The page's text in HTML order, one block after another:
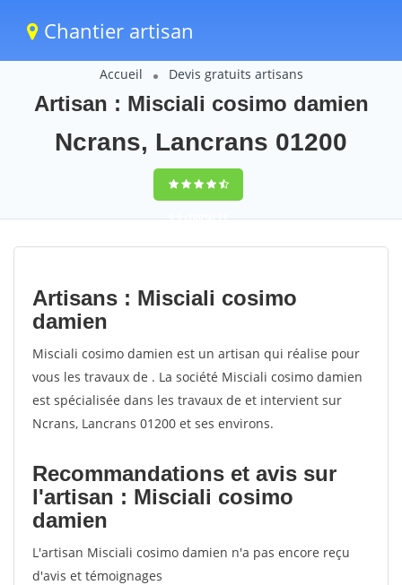
Chantier artisan
Accueil Devis gratuits artisans
Artisan : Misciali cosimo damien
Ncrans, Lancrans 01200
9,5(100%)71
votes
Artisans : Misciali cosimo
damien
Misciali cosimo damien est un artisan qui réalise pour
vous les travaux de . La société Misciali cosimo damien
est spécialisée dans les travaux de et intervient sur
Ncrans, Lancrans 01200 et ses environs.
Recommandations et avis sur
l'artisan : Misciali cosimo
damien
L'artisan Misciali cosimo damien n'a pas encore reçu
d'avis et témoignages